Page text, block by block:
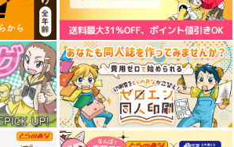
サンプル
カート
ボクカワウソ
長門
コロラド
サンプル
カート